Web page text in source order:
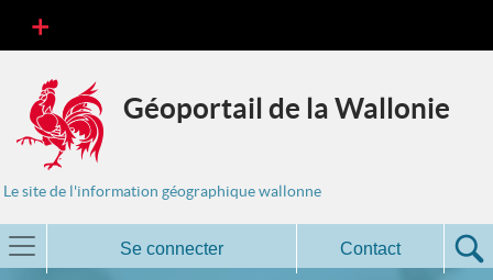
Géoportail de la Wallonie
Le site de l'information géographique wallonne
Se connecter Contact